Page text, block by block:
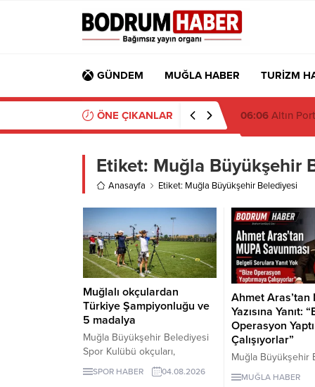
GÜNDEM MUĞLA HABER TURİZM
ÖNE ÇIKANLAR 06:05
Etiket: Muğla Büyükşehir
Anasayfa Etiket: Muğla Büyükşehir Belediyesi
Muğlalı okçulardan
Türkiye Şampiyonluğu ve
5 madalya
Muğla Büyükşehir Belediyesi
Spor Kulübü okçuları,
Samsun’daki 15 Temmuz
Demokrasi ve Millî Birlik
SPOR HABER 04.08.2026
Ahmet Aras’tan
Yazısına Yanıt:
Operasyon
Çalışıyorlar”
Muğla Büyükşehir
Başkanı Ahmet
MUĞLA HABER